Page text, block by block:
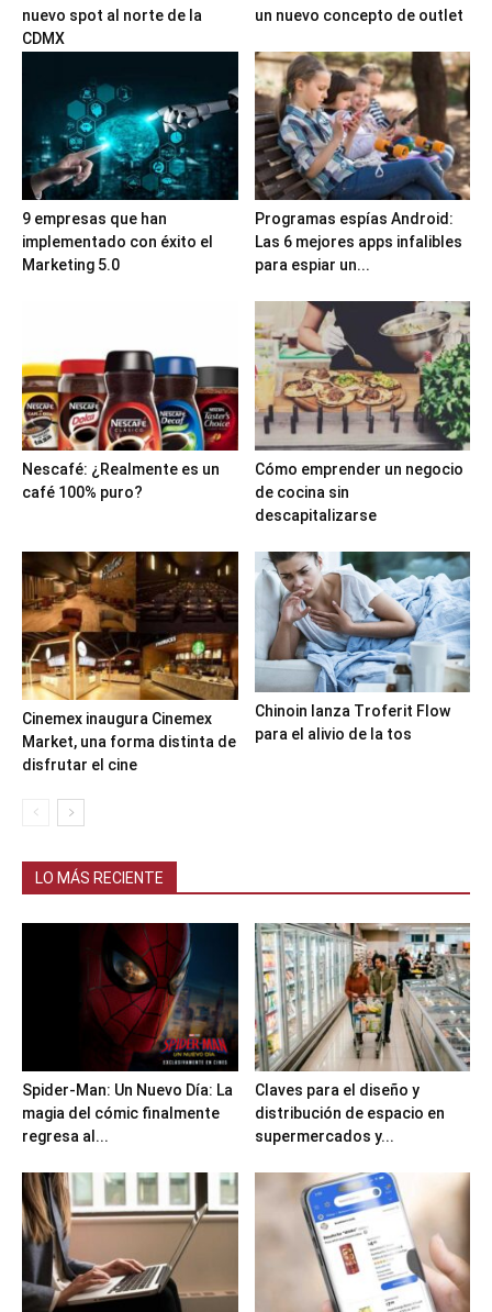
nuevo spot al norte de la
CDMX
un nuevo concepto de outlet
9 empresas que han
implementado con éxito el
Marketing 5.0
Programas espías Android:
Las 6 mejores apps infalibles
para espiar un...
Nescafé: ¿Realmente es un
café 100% puro?
Cómo emprender un negocio
de cocina sin
descapitalizarse
Cinemex inaugura Cinemex
Market, una forma distinta de
disfrutar el cine
Chinoin lanza Troferit Flow
para el alivio de la tos
LO MÁS RECIENTE
Spider-Man: Un Nuevo Día: La
magia del cómic finalmente
regresa al...
Claves para el diseño y
distribución de espacio en
supermercados y...